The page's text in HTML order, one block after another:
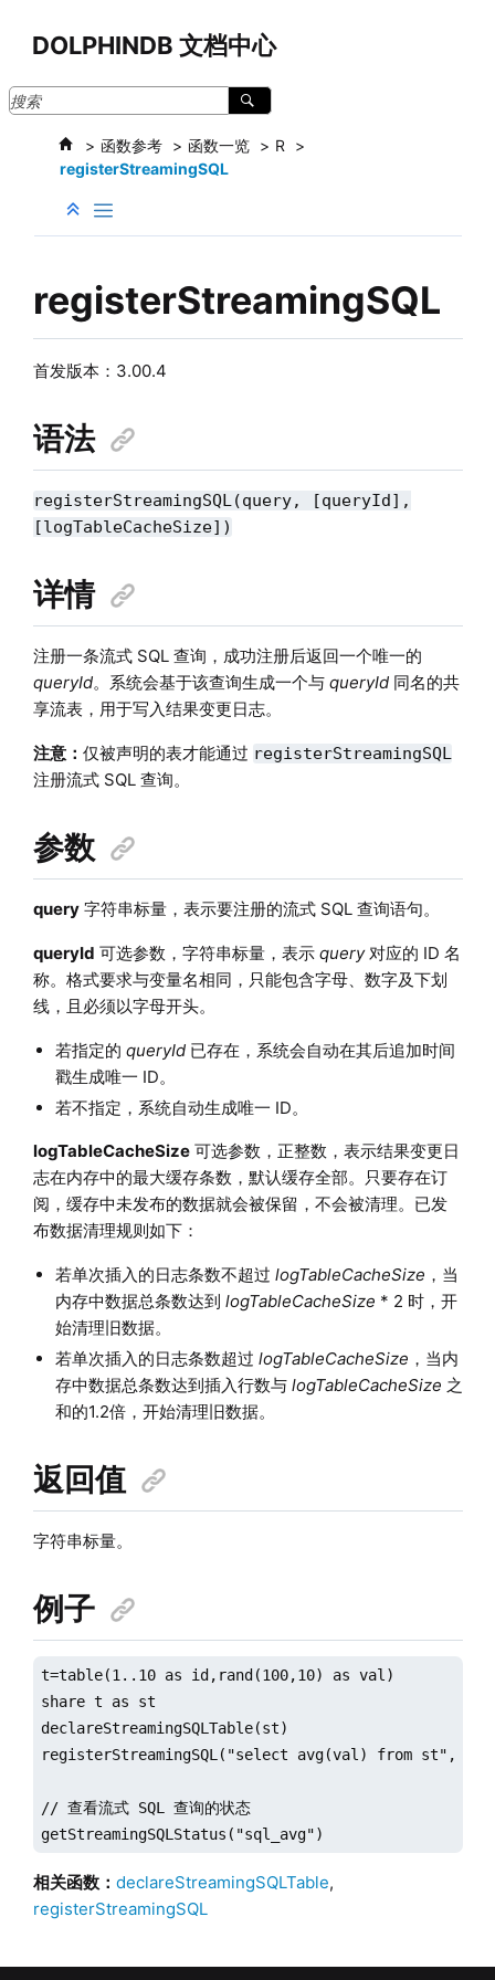
DOLPHINDB 文档中心
函数参考 函数一览
R
registerStreamingSQL
registerStreamingSQL
首发版本：3.00.4
语法
registerStreamingSQL(query, [queryId],
[logTableCacheSize])
详情
注册一条流式 SQL 查询，成功注册后返回一个唯一的
queryId。系统会基于该查询生成一个与 queryId同名的共
享流表，用于写入结果变更日志。
注意： 仅被声明的表才能通过 registerStreamingSQL
注册流式 SQL 查询。
参数
query字符串标量，表示要注册的流式 SQL 查询语句。
queryId 可选参数，字符串标量，表示 query对应的 ID 名
称。格式要求与变量名相同，只能包含字母、数字及下划
线，且必须以字母开头。
若指定的 queryId已存在，系统会自动在其后追加时间
戳生成唯一 ID。
若不指定，系统自动生成唯一 ID。
logTableCacheSize可选参数，正整数，表示结果变更日
志在内存中的最大缓存条数，默认缓存全部。只要存在订
阅，缓存中未发布的数据就会被保留，不会被清理。已发
布数据清理规则如下：
若单次插入的日志条数不超过 logTableCacheSize ，当
内存中数据总条数达到 logTableCacheSize * 2 时，开
始清理旧数据。
若单次插入的日志条数超过 logTableCacheSize ，当内
存中数据总条数达到插入行数与 logTableCacheSize 之
和的1.2倍，开始清理旧数据。
返回值
字符串标量。
例子
t=table(1..10 as id,rand(100,10) as val)
share t as st
declareStreamingSQLTable(st)
registerStreamingSQL("select avg(val) from
// 查看流式 SQL 查询的状态
getStreamingSQLStatus("sql_avg")
相关函数： declareStreamingSQLTable,
registerStreamingSQL